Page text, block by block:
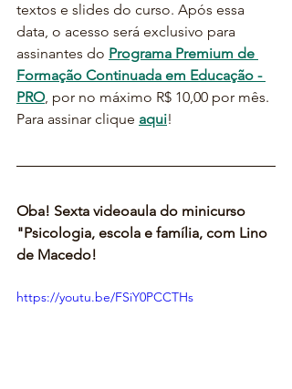
textos e slides do curso. Após essa
data, o acesso será exclusivo para
assinantes do Programa Premium de
Formação Continuada em Educação -
PRO, por no máximo R$ 10,00 por mês.
Para assinar clique aqui!
Oba! Sexta videoaula do minicurso
"Psicologia, escola e família, com Lino
de Macedo!
https://youtu.be/FSiY0PCCTHs